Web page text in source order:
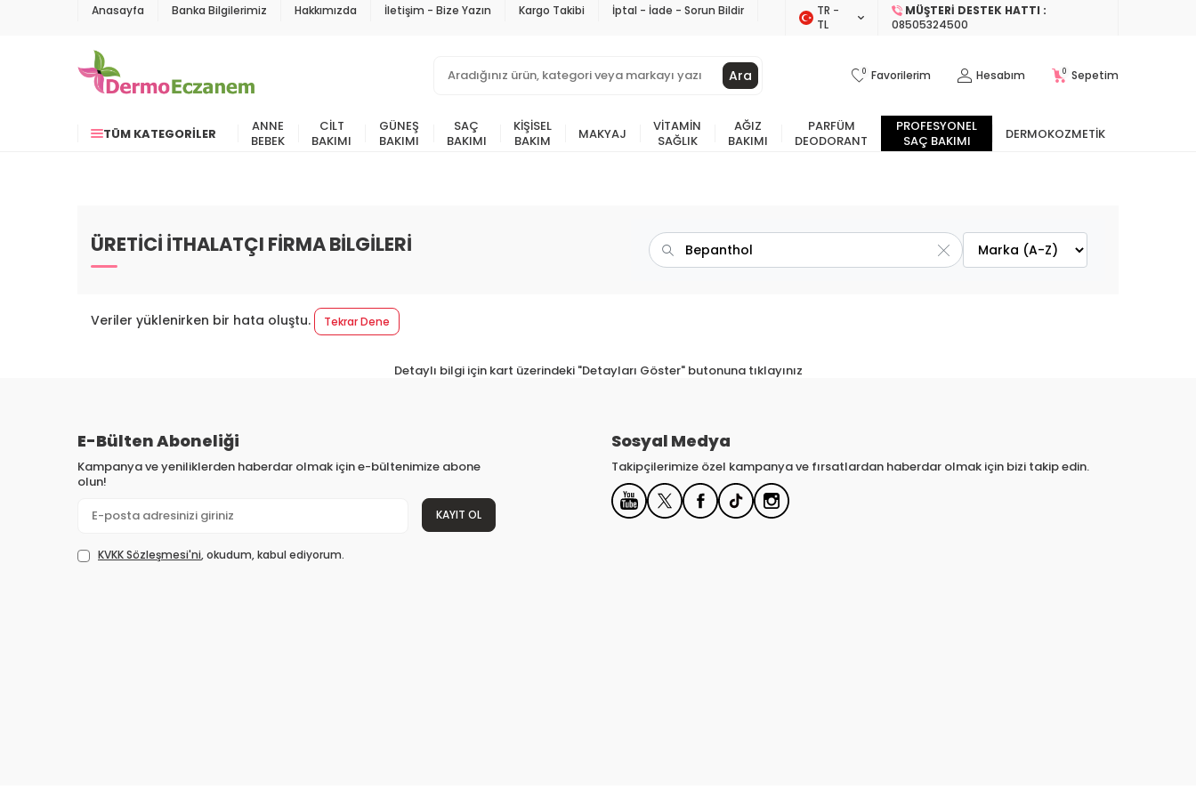
Anasayfa Banka Bilgilerimiz Hakkımızda İletişim - Bize Yazın Kargo Takibi İptal - İade - Sorun Bildir
TR −
TL
MÜŞTERI DESTEK HATTI :
08505324500
Ara 0 Favorilerim Hesabım 0 Sepetim
TÜM KATEGORILER
ANNE
BEBEK
CILT
BAKIMI
GÜNEŞ
BAKIMI
SAÇ
BAKIMI
KIŞISEL
BAKIM
MAKYAJ
VITAMIN
SAĞLIK
AĞIZ
BAKIMI
PARFÜM
DEODORANT
PROFESYONEL
SAÇ BAKIMI
DERMOKOZMETIK
ÜRETİCİ İTHALATÇI FİRMA BİLGİLERİ
Veriler yüklenirken bir hata oluştu. Tekrar Dene
Detaylı bilgi için kart üzerindeki "Detayları Göster" butonuna tıklayınız
E-Bülten Aboneliği
Kampanya ve yeniliklerden haberdar olmak için e-bültenimize abone
olun!
KAYIT OL
KVKK Sözleşmesi'ni, okudum, kabul ediyorum.
Sosyal Medya
Takipçilerimize özel kampanya ve fırsatlardan haberdar olmak için bizi takip edin.